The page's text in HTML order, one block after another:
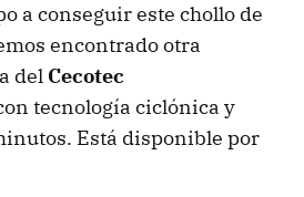
a conseguir este chollo de
encontrado otra
del Cecotec
tecnología ciclónica y
Está disponible por